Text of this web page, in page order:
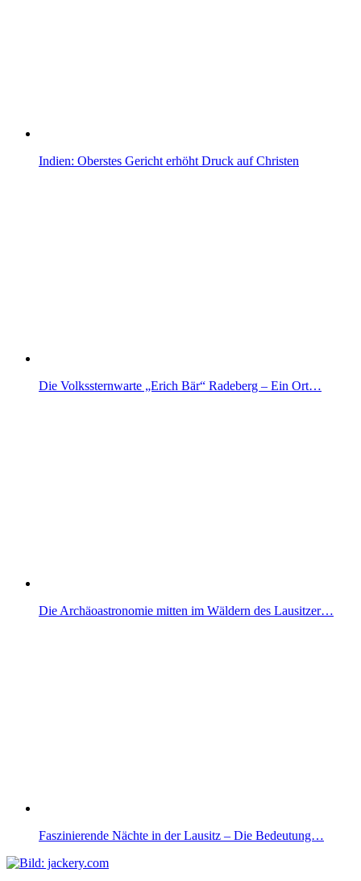
Indien: Oberstes Gericht erhöht Druck auf Christen
Die Volkssternwarte „Erich Bär“ Radeberg – Ein Ort…
Die Archäoastronomie mitten im Wäldern des Lausitzer…
Faszinierende Nächte in der Lausitz – Die Bedeutung…